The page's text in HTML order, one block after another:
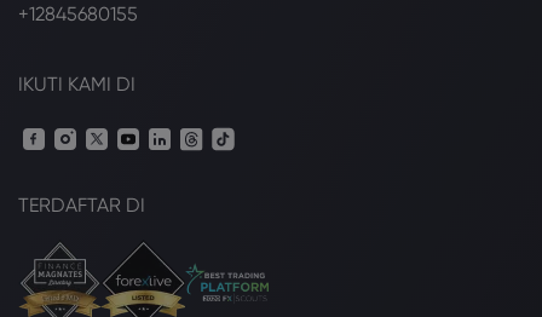
+12845680155
IKUTI KAMI DI
TERDAFTAR DI